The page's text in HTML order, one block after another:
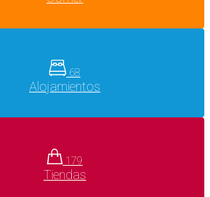
68
Alojamientos
179
Tiendas